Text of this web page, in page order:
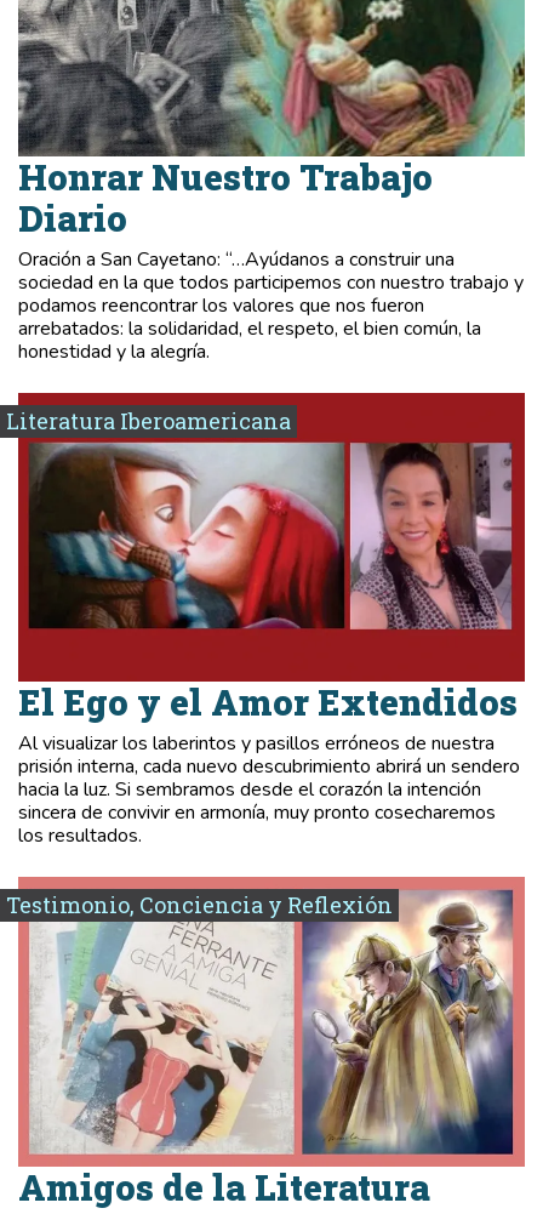
Honrar Nuestro Trabajo
Diario
Oración a San Cayetano: “…Ayúdanos a construir una
sociedad en la que todos participemos con nuestro trabajo y
podamos reencontrar los valores que nos fueron
arrebatados: la solidaridad, el respeto, el bien común, la
honestidad y la alegría.
Literatura Iberoamericana
El Ego y el Amor Extendidos
Al visualizar los laberintos y pasillos erróneos de nuestra
prisión interna, cada nuevo descubrimiento abrirá un sendero
hacia la luz. Si sembramos desde el corazón la intención
sincera de convivir en armonía, muy pronto cosecharemos
los resultados.
Testimonio, Conciencia y Reflexión
Amigos de la Literatura